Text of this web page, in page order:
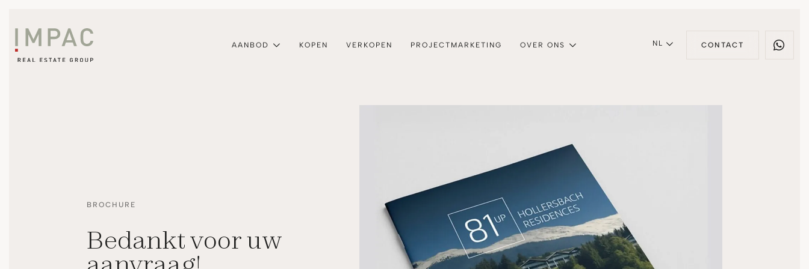
AANBOD KOPEN VERKOPEN PROJECTMARKETING OVER ONS NL CONTACT
BROCHURE
Bedankt voor uw